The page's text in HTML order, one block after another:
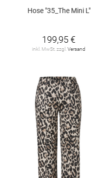
Hose "35_The Mini L"
199,95 €
inkl. MwSt. zzgl. Versand